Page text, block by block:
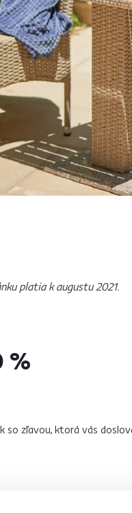
platia k augustu 2021.
%
so zľavou, ktorá vás